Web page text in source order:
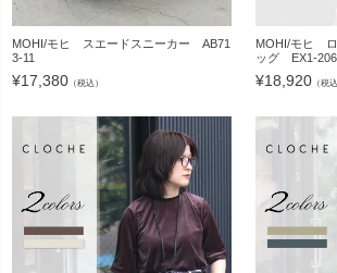
MOHI/モヒ スエードスニーカー AB71
3-11
¥17,380 （税込）
MOHI/モヒ ロ
ッグ EX1-
¥18,920 （税込